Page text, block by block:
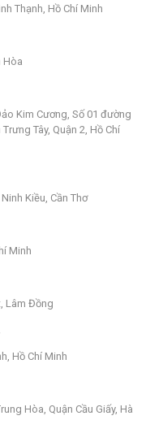
Thạnh, Hồ Chí Minh
Hòa
Kim Cương, Số 01 đường
Tây, Quận 2, Hồ Chí
Kiều, Cần Thơ
Minh
Lâm Đồng
Hồ Chí Minh
Hòa, Quận Cầu Giấy, Hà